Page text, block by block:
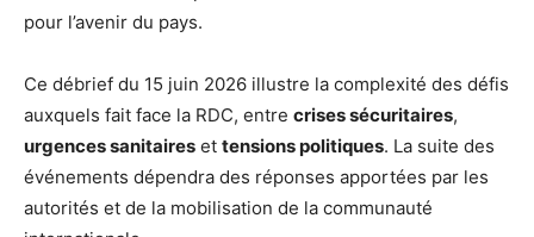
pour l’avenir du pays.
Ce débrief du 15 juin 2026 illustre la complexité des défis
auxquels fait face la RDC, entre crises sécuritaires,
urgences sanitaires et tensions politiques. La suite des
événements dépendra des réponses apportées par les
autorités et de la mobilisation de la communauté